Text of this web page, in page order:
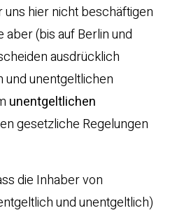
uns hier nicht beschäftigen
(bis auf Berlin und
ausdrücklich
unentgeltlichen
unentgeltlichen
gesetzliche Regelungen
die Inhaber von
und unentgeltlich)